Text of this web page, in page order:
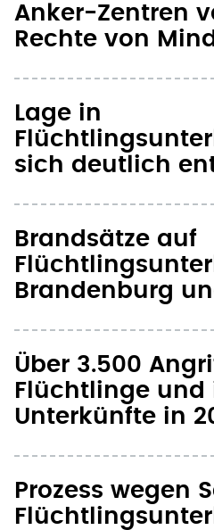
Anker-Zentren
Rechte von
Lage in
sich deutlich
Brandsätze auf
Brandenburg
Über 3.500
Flüchtlinge und
Unterkünfte in
Prozess wegen